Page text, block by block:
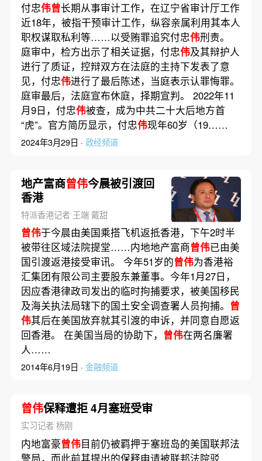
付忠伟曾长期从事审计工作，在辽宁省审计厅工作
近18年，被指干预审计工作，纵容亲属利用其本人
职权谋取私利等……以受贿罪追究付忠伟刑责。
庭审中，检方出示了相关证据，付忠伟及其辩护人
进行了质证，控辩双方在法庭的主持下发表了意
见，付忠伟进行了最后陈述，当庭表示认罪悔罪。
庭审最后，法庭宣布休庭，择期宣判。 2022年11
月9日，付忠伟被查，成为中共二十大后地方首
“虎”。官方简历显示，付忠伟现年60岁（19……
2024年3月29日 · 政经频道
地产富商曾伟今晨被引渡回
香港
特派香港记者 王端 戴甜
曾伟于今晨由美国乘搭飞机返抵香港，下午2时半
被带往区域法院提堂……内地地产富商曾伟已由美
国引渡返港接受审讯。 今年51岁的曾伟为香港裕
汇集团有限公司主要股东兼董事。今年1月27日，
因应香港律政司发出的临时拘捕要求，被美国移民
及海关执法局辖下的国土安全调查署人员拘捕。 曾
伟其后在美国放弃就其引渡的申诉，并同意自愿返
回香港。 在美国当局的协助下， 曾伟在两名廉署
人……
2014年6月19日 · 金融频道
曾伟保释遭拒 4月塞班受审
实习记者 杨刚
内地富豪曾伟目前仍被羁押于塞班岛的美国联邦法
警局，而此前其提出的保释申请被联邦法院驳